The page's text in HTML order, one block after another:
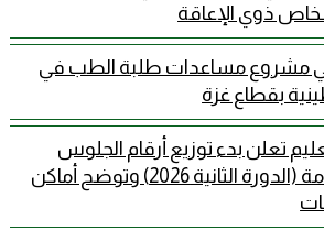
ذوي الإعاقة
مشروع مساعدات طلبة الطب في
بقطاع غزة
تعلن بدء توزيع أرقام الجلوس
لطلبة الثانوية العامة (الدورة الثانية 2026) وتوضح أماكن